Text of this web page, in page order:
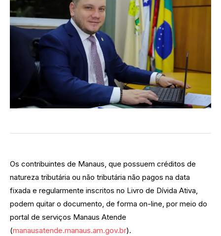
Os contribuintes de Manaus, que possuem créditos de
natureza tributária ou não tributária não pagos na data
fixada e regularmente inscritos no Livro de Dívida Ativa,
podem quitar o documento, de forma on-line, por meio do
portal de serviços Manaus Atende
(manausatende.manaus.am.gov.br).